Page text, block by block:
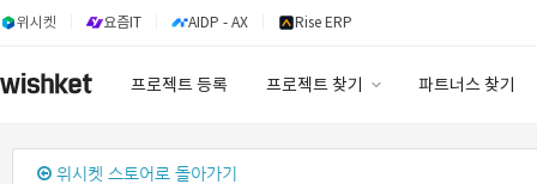
위시켓 요즘IT AIDP - AX Rise ERP
프로젝트 등록 프로젝트 찾기 파트너스 찾기
위시켓 스토어로 돌아가기